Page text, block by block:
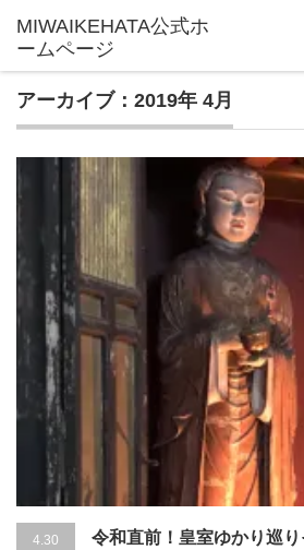
アーカイブ：2019年 4月
4.30
令和直前！皇室ゆかり巡り